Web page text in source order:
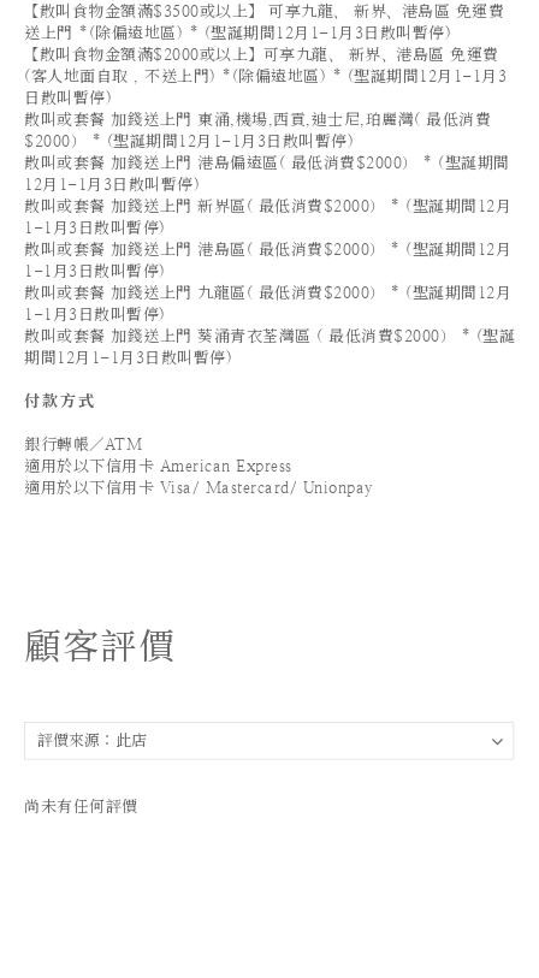
【散叫食物金額滿$3500或以上】 可享九龍、 新界、港島區 免運費
送上門 *(除偏遠地區) * (聖誕期間12月1-1月3日散叫暫停)
【散叫食物金額滿$2000或以上】可享九龍、 新界、港島區 免運費
(客人地面自取 , 不送上門) *(除偏遠地區) * (聖誕期間12月1-1月3
日散叫暫停)
散叫或套餐 加錢送上門 東涌,機場,西貢,迪士尼,珀麗灣( 最低消費
$2000） * (聖誕期間12月1-1月3日散叫暫停)
散叫或套餐 加錢送上門 港島偏遠區( 最低消費$2000） * (聖誕期間
12月1-1月3日散叫暫停)
散叫或套餐 加錢送上門 新界區( 最低消費$2000） * (聖誕期間12月
1-1月3日散叫暫停)
散叫或套餐 加錢送上門 港島區( 最低消費$2000） * (聖誕期間12月
1-1月3日散叫暫停)
散叫或套餐 加錢送上門 九龍區( 最低消費$2000） * (聖誕期間12月
1-1月3日散叫暫停)
散叫或套餐 加錢送上門 葵涌青衣荃灣區 ( 最低消費$2000） * (聖誕
期間12月1-1月3日散叫暫停)
付款方式
銀行轉帳／ATM
適用於以下信用卡 American Express
適用於以下信用卡 Visa/ Mastercard/ Unionpay
顧客評價
尚未有任何評價